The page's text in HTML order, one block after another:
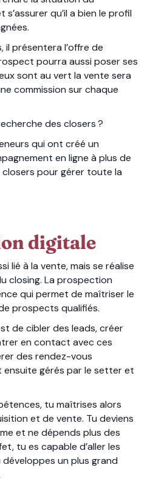
qu’il a bien le profil
il présentera l’offre de
pourra aussi poser ses
sont au vert la vente sera
commission sur chaque
des closers ?
qui ont créé un
en ligne à plus de
pour gérer toute la
digitale
lié à la vente, mais se réalise
closing. La prospection
qui permet de maîtriser le
prospects qualifiés.
de cibler des leads, créer
en contact avec ces
des rendez-vous
gérés par le setter et
tu maîtrises alors
et de vente. Tu deviens
et ne dépends plus des
tu es capable d’aller les
un plus grand